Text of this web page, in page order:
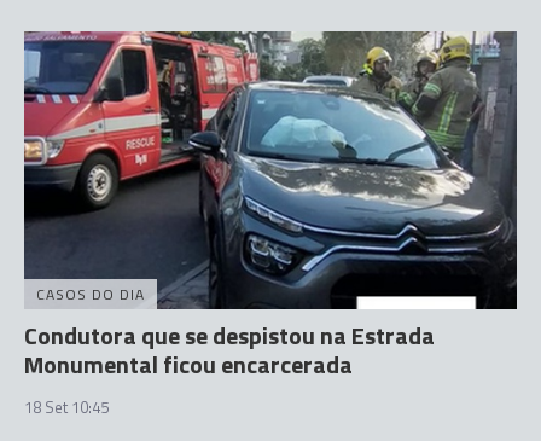
CASOS DO DIA
Condutora que se despistou na Estrada
Monumental ficou encarcerada
18 Set 10:45